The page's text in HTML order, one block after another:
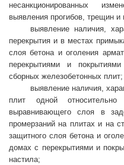
несанкционированных
выявления прогибов, трещин и
выявление наличия,
перекрытия и в местах
слоя бетона и оголения
перекрытиями и
сборных железобетонных плит;
выявление наличия,
плит одной
выравнивающего слоя в
промерзаний на плитах и на
защитного слоя бетона и
домах с перекрытиями и
настила;